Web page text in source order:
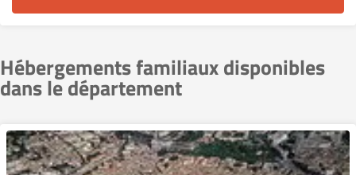
Hébergements familiaux disponibles
dans le département